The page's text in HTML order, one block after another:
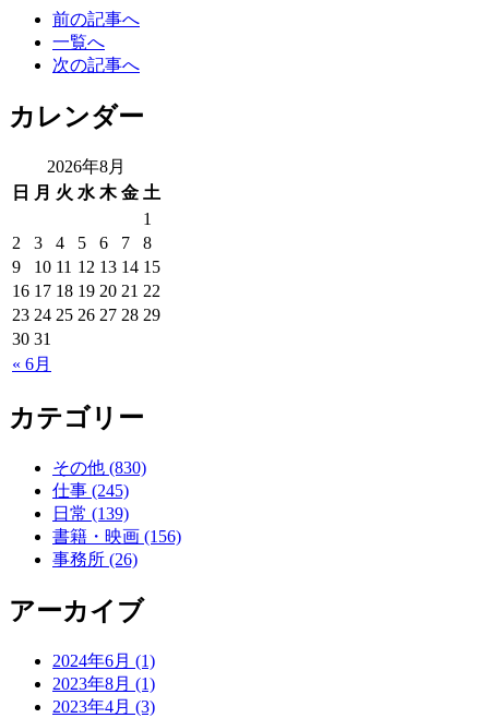
前の記事へ
一覧へ
次の記事へ
カレンダー
2026年8月
日
月 火 水 木 金 土
« 6月
1
2
3 4 5 6 7
8
9
10 11 12 13 14 15
16 17 18 19 20 21 22
23 24 25 26 27 28 29
30 31
カテゴリー
その他 (830)
仕事 (245)
日常 (139)
書籍・映画 (156)
事務所 (26)
アーカイブ
2024年6月 (1)
2023年8月 (1)
2023年4月 (3)